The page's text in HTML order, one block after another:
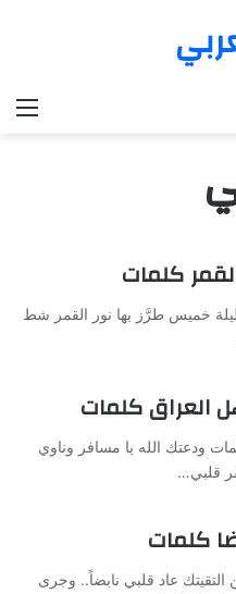
كلمات
خميس طرَّز بها نور القمر شط
العراق كلمات
ودعتك الله يا مسافر وناوي
قلبي…
كلمات
التقيتك عاد قلبي نابضاً.. وجرى